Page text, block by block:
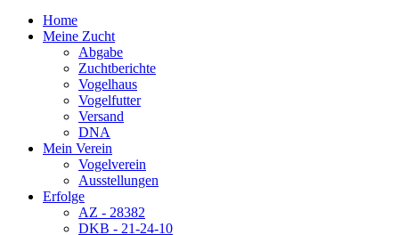
Home
Meine Zucht
Abgabe
Zuchtberichte
Vogelhaus
Vogelfutter
Versand
DNA
Mein Verein
Vogelverein
Ausstellungen
Erfolge
AZ - 28382
DKB - 21-24-10